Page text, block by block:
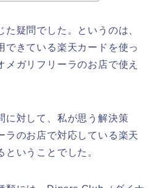
た疑問でした。というのは、
できている楽天カードを使っ
メガリフリーラのお店で使え
に対して、私が思う解決策
ラのお店で対応している楽天
いうことでした。